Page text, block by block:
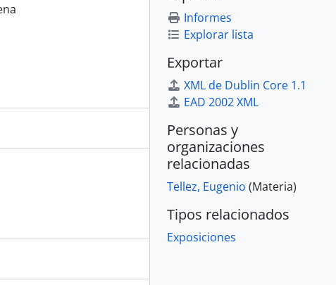
Informes
Explorar lista
Exportar
XML de Dublin Core 1.1
EAD 2002 XML
Personas y
organizaciones
relacionadas
Tellez, Eugenio (Materia)
Tipos relacionados
Exposiciones